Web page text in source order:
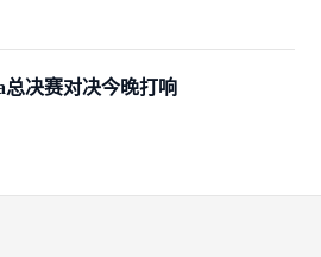
总决赛对决今晚打响